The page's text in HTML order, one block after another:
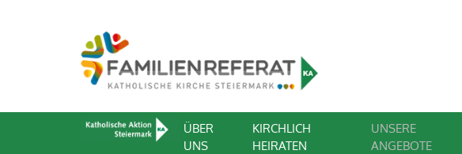
ÜBER
UNS
KIRCHLICH
HEIRATEN
UNSERE
ANGEBOTE